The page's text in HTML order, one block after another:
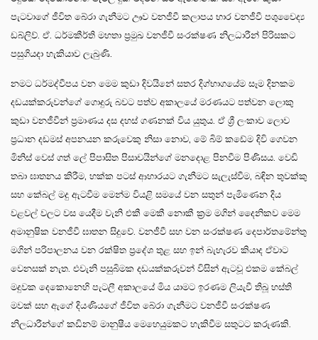
පැටවාගේ ජීවිත බේරා ගැනීමට ඌව වනජීවී කලාපය භාර වනජීවී පශුවෛද්‍ය
ඩබ්ලිව්. ඒ. ධර්මකීර්ති මහතා ප්‍රමුඛ වනජීවී සංරක්ෂණ නිලධාරීන් පිරිසකට
පසුගියදා හැකියාව ලැබුණි.
නමට ධර්මද්වීපය වන මෙම කුඩා දිවයිනේ සතර දිග්භාගයේම සෑම දිනකම
දඩයක්කරුවන්ගේ ගොදුරු බවට පත්ව අකාලයේ මරණයට පත්වන ලොකු
කුඩා වනජීවීන් ප්‍රමාණය දස දහස් ගණනක් විය යුතුය. ඒ ශ්‍රී ලංකාව ලොව
ප්‍රධාන දඩමස් අපනයන කරුවෙකු නිසා නොව, මේ බිම් කඩේම දිවි ගෙවන
මිනිස් වෙස් ගත් ලේ පිපාසිත පිසාචයින්ගේ මනදොළ පිනවීම පිණිසය. වෙඩි
තබා ඝාතනය කිරීම, හක්ක පටස් ආහාරයට ගැනීමට සැලැස්වීම, බඳින තුවක්කු
සහ කේබල් මදු ඇටවීම මෙන්ම වියළි සමයේ වන සතුන් පැමිණෙන දිය
වළවල් වලට වස යෙදීම වැනි එකී මෙකී නොකී ක්‍රම මගින් දෛනිකව මෙම
අමානුෂික වනජීවී ඝාතන සිදුවේ. වනජීවී සහ වන සංරක්ෂණ දෙපාර්තමේන්තු
මගින් පරිපාලනය වන රක්ෂිත ප්‍රදේශ තුළ සහ ඉන් බැහැරව කියාද ඒවාට
වෙනසක් නැත. එවැනි පසුබිමක දඩයක්කරුවන් විසින් ඇටවූ එකම කේබල්
මදුවක දෙකොනෙහි පැටලී අකාලයේ මිය යාමට ඉරණම ලියැවී තිබූ හස්ති
මවක් සහ ඇගේ දියණියගේ ජීවිත බේරා ගැනීමට වනජීවී සංරක්ෂණ
නිලධාරීන්ගේ කඩිනම් මානුෂීය මෙහෙයුමකට හැකිවීම සතුටට කරුණකි.